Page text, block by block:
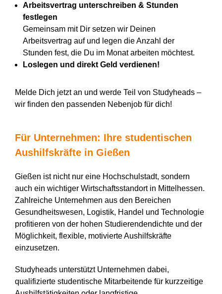
Arbeitsvertrag unterschreiben & Stunden
festlegen
Gemeinsam mit Dir setzen wir Deinen
Arbeitsvertrag auf und legen die Anzahl der
Stunden fest, die Du im Monat arbeiten möchtest.
Loslegen und direkt Geld verdienen!
Melde Dich jetzt an und werde Teil von Studyheads –
wir finden den passenden Nebenjob für dich!
Für Unternehmen: Ihre studentischen
Aushilfskräfte in Gießen
Gießen ist nicht nur eine Hochschulstadt, sondern
auch ein wichtiger Wirtschaftsstandort in Mittelhessen.
Zahlreiche Unternehmen aus den Bereichen
Gesundheitswesen, Logistik, Handel und Technologie
profitieren von der hohen Studierendendichte und der
Möglichkeit, flexible, motivierte Aushilfskräfte
einzusetzen.
Studyheads unterstützt Unternehmen dabei,
qualifizierte studentische Mitarbeitende für kurzzeitige